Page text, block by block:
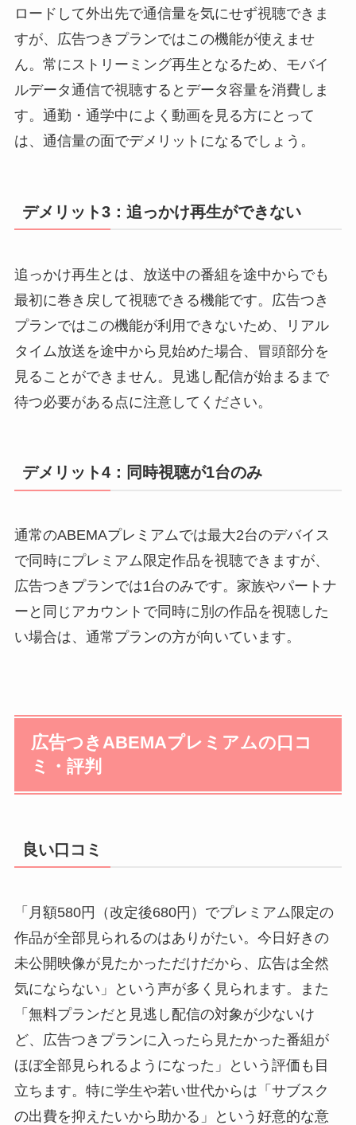
ロードして外出先で通信量を気にせず視聴できま
すが、広告つきプランではこの機能が使えませ
ん。常にストリーミング再生となるため、モバイ
ルデータ通信で視聴するとデータ容量を消費しま
す。通勤・通学中によく動画を見る方にとって
は、通信量の面でデメリットになるでしょう。
デメリット3：追っかけ再生ができない
追っかけ再生とは、放送中の番組を途中からでも
最初に巻き戻して視聴できる機能です。広告つき
プランではこの機能が利用できないため、リアル
タイム放送を途中から見始めた場合、冒頭部分を
見ることができません。見逃し配信が始まるまで
待つ必要がある点に注意してください。
デメリット4：同時視聴が1台のみ
通常のABEMAプレミアムでは最大2台のデバイス
で同時にプレミアム限定作品を視聴できますが、
広告つきプランでは1台のみです。家族やパートナ
ーと同じアカウントで同時に別の作品を視聴した
い場合は、通常プランの方が向いています。
広告つきABEMAプレミアムの口コ
ミ・評判
良い口コミ
「月額580円（改定後680円）でプレミアム限定の
作品が全部見られるのはありがたい。今日好きの
未公開映像が見たかっただけだから、広告は全然
気にならない」という声が多く見られます。また
「無料プランだと見逃し配信の対象が少ないけ
ど、広告つきプランに入ったら見たかった番組が
ほぼ全部見られるようになった」という評価も目
立ちます。特に学生や若い世代からは「サブスク
の出費を抑えたいから助かる」という好意的な意